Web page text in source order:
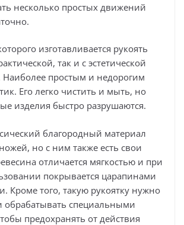
несколько простых движений
изготавливается рукоять
так и с эстетической
Наиболее простым и недорогим
Его легко чистить и мыть, но
изделия быстро разрушаются.
благородный материал
но с ним также есть свои
отличается мягкостью и при
покрывается царапинами
Кроме того, такую рукоятку нужно
обрабатывать специальными
предохранять от действия